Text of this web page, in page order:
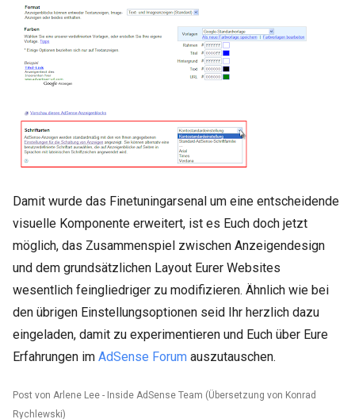
Damit wurde das Finetuningarsenal um eine entscheidende
visuelle Komponente erweitert, ist es Euch doch jetzt
möglich, das Zusammenspiel zwischen Anzeigendesign
und dem grundsätzlichen Layout Eurer Websites
wesentlich feingliedriger zu modifizieren. Ähnlich wie bei
den übrigen Einstellungsoptionen seid Ihr herzlich dazu
eingeladen, damit zu experimentieren und Euch über Eure
Erfahrungen im AdSense Forum auszutauschen.
Post von Arlene Lee - Inside AdSense Team (Übersetzung von Konrad
Rychlewski)